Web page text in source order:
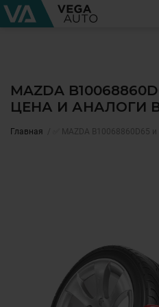
MAZDA
ЦЕНА И АНАЛОГИ
Главная ✅ MAZDA B10068860D65